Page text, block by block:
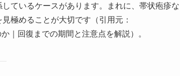
ているケースがあります。まれに、帯状疱疹な
極めることが大切です（引用元：
｜回復までの期間と注意点を解説）。